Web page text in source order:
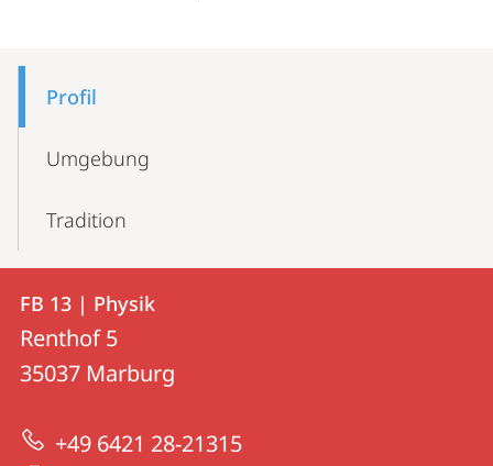
Navigation
Profil
Umgebung
Tradition
Kontakt
und
Informationen
zur
Kontaktinformationen
FB
13
Physik
FB 13 | Physik
Renthof 5
35037 Marburg
+49 6421 28-21315